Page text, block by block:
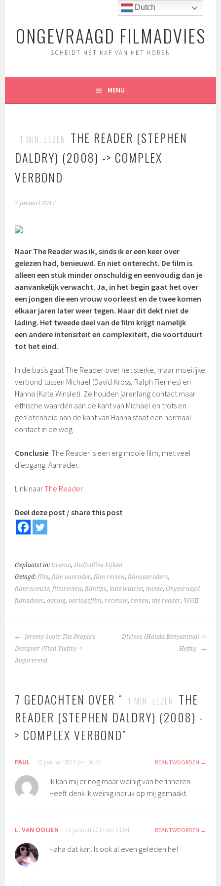
inhoudONGEVRAAGD FILMADVIES
SCHEIDT HET KAF VAN HET KOREN
MENU
1 MIN. LEZEN THE READER (STEPHEN
DALDRY) (2008) -> COMPLEX
VERBOND
7 januari 2017
Naar The Reader was ik, sinds ik er een keer over
gelezen had, benieuwd. En niet onterecht. De film is
alleen een stuk minder onschuldig en eenvoudig dan je
aanvankelijk verwacht. Ja, in het begin gaat het over
een jongen die een vrouw voorleest en de twee komen
elkaar jaren later weer tegen. Maar dit dekt niet de
lading. Het tweede deel van de film krijgt namelijk
een andere intensiteit en complexiteit, die voortduurt
tot het eind.
In de basis gaat The Reader over het sterke, maar moeilijke
verbond tussen Michael (David Kross, Ralph Fiennes) en
Hanna (Kate Winslet). Ze houden jarenlang contact maar
ethische waarden aan de kant van Michael en trots en
geslotenheid aan de kant van Hanna staat een normaal
contact in de weg.
Conclusie: The Reader is een erg mooie film, met veel
diepgang. Aanrader.
Link naarThe Reader.
Deel deze post / share this post
Geplaatst in:Drama,Dvd/online kijken
Getagd:film,film aanrader,film review,filmaanraders,
filmrecensie,filmreview,filmtips,kate winslet,movie,Ongevraagd
filmadvies,oorlog,oorlogsfilm,recensie,review, the reader, WOII
BERICHTNAVIGATIE
Jeremy Scott: The People’s
Designer (Vlad Yudin) ->
Inspirerend
Divines (Houda Benyamina) ->
Heftig
7 GEDACHTEN OVER “ 1 MIN. LEZEN THE
READER (STEPHEN DALDRY) (2008) -
> COMPLEX VERBOND”
PAUL 12 januari 2017 om 16:44 BEANTWOORDEN
Ik kan mij er nog maar weinig van herinneren.
Heeft denk ik weinig indruk op mij gemaakt.
L. VAN OOIJEN 13 januari 2017 om 01:04 BEANTWOORDEN
Haha dat kan. Is ook al even geleden he!
Dutch